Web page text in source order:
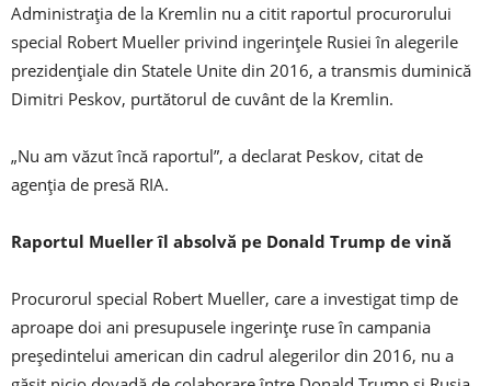
Administraţia de la Kremlin nu a citit raportul procurorului
special Robert Mueller privind ingerinţele Rusiei în alegerile
prezidenţiale din Statele Unite din 2016, a transmis duminică
Dimitri Peskov, purtătorul de cuvânt de la Kremlin.
„Nu am văzut încă raportul”, a declarat Peskov, citat de
agenţia de presă RIA.
Raportul Mueller îl absolvă pe Donald Trump de vină
Procurorul special Robert Mueller, care a investigat timp de
aproape doi ani presupusele ingerinţe ruse în campania
preşedintelui american din cadrul alegerilor din 2016, nu a